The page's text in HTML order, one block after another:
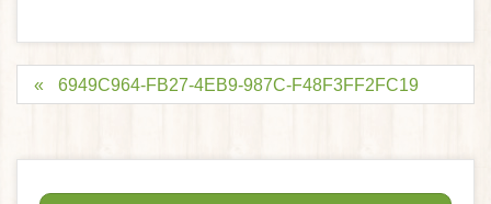
6949C964-FB27-4EB9-987C-F48F3FF2FC19